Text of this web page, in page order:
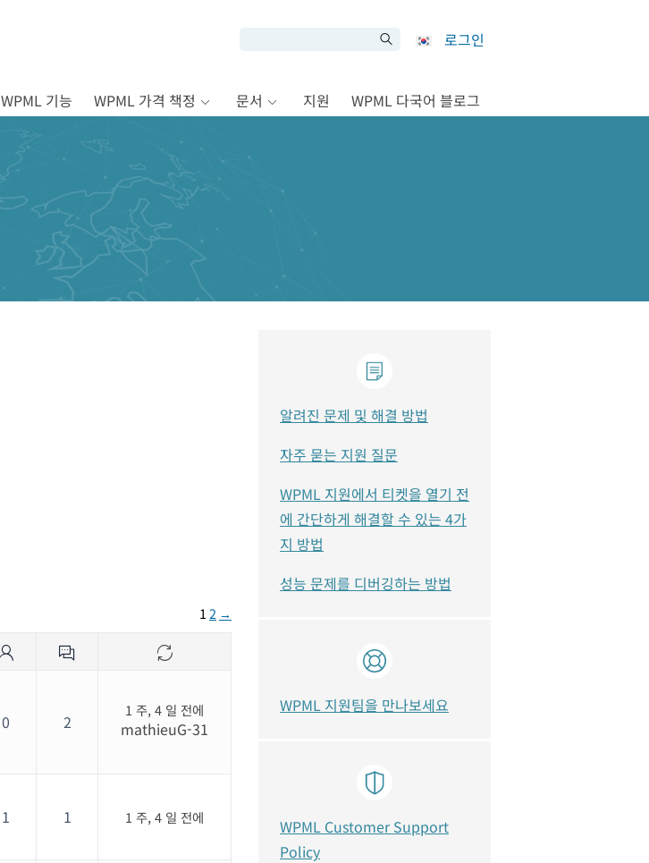
로그인
WPML 기능 WPML 가격 책정 문서 지원 WPML 다국어 블로그
12 →
0 2
1 주, 4 일 전에
mathieuG-31
1 1 1 주, 4 일 전에
알려진 문제 및 해결 방법
자주 묻는 지원 질문
WPML 지원에서 티켓을 열기 전
에 간단하게 해결할 수 있는 4가
지 방법
성능 문제를 디버깅하는 방법
WPML 지원팀을 만나보세요
WPML Customer Support
Policy